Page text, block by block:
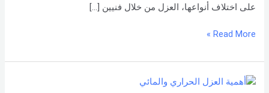
على اختلاف أنواعها، العزل من خلال فنيين […]
Read More »
أهمية